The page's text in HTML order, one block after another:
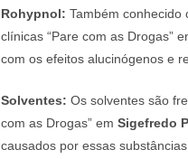
Rohypnol: Também conhecido
clínicas “Pare com as Drogas”
com os efeitos alucinógenos e
Solventes: Os solventes são
com as Drogas” em Sigefredo
causados por essas